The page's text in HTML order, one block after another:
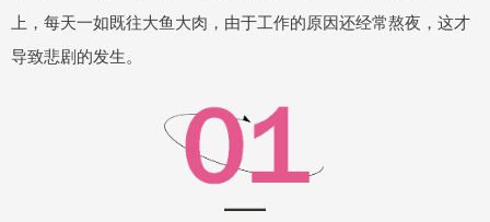
上，每天一如既往大鱼大肉，由于工作的原因还经常熬夜，这才
导致悲剧的发生。